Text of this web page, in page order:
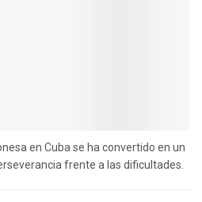
en Cuba se ha convertido en un
frente a las dificultades.